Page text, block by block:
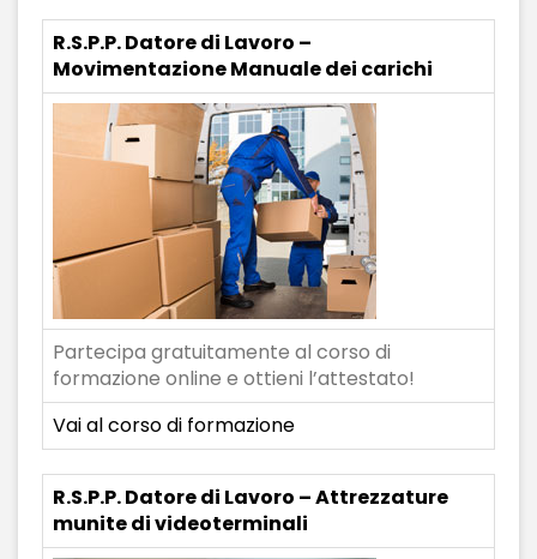
R.S.P.P. Datore di Lavoro –
Movimentazione Manuale dei carichi
Partecipa gratuitamente al corso di
formazione online e ottieni l’attestato!
Vai al corso di formazione
R.S.P.P. Datore di Lavoro – Attrezzature
munite di videoterminali